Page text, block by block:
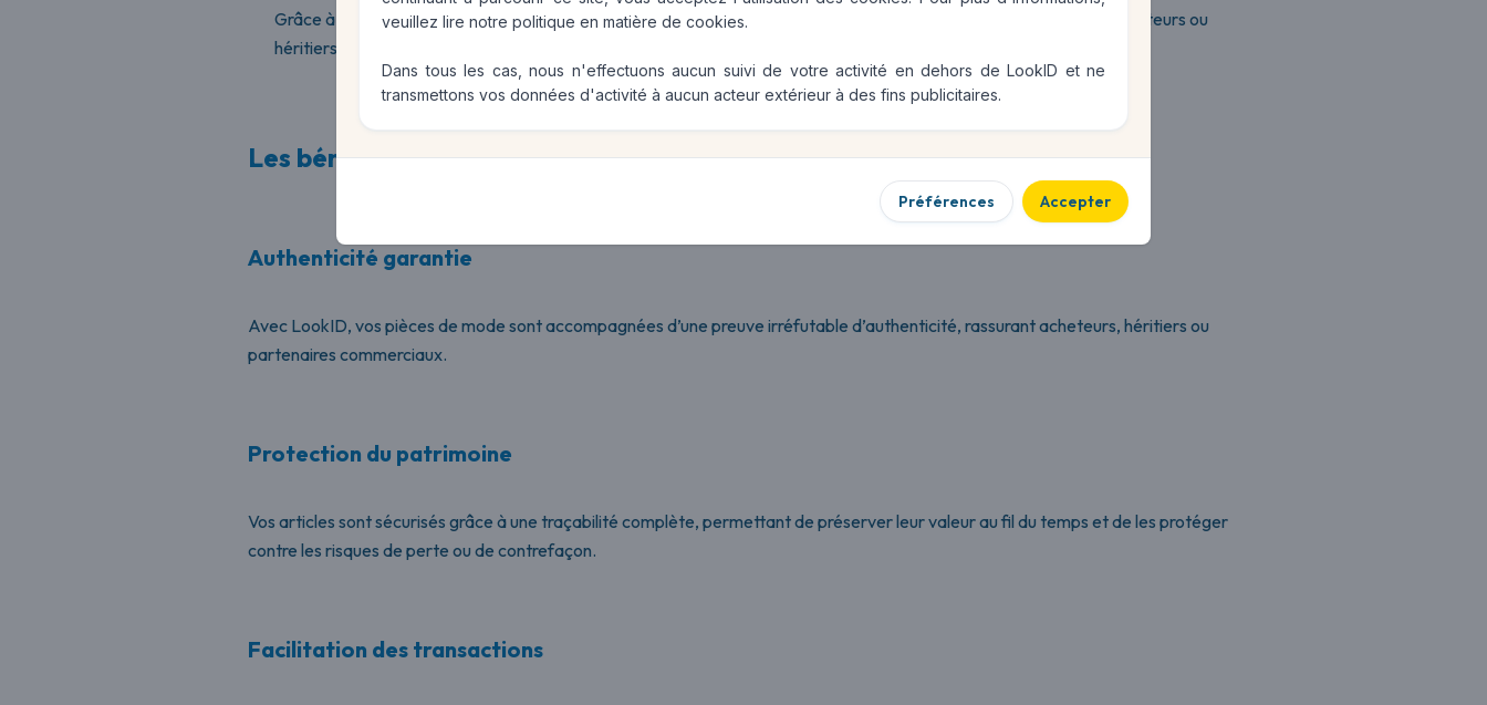
Grâce à une documentation claire et fiable, LookID facilite larevente
de vos articles. Les acheteurs ou
héritiers peuvent avoir confiance en la qualité et en l’authenticité de vos biens.
Les bénéfices concrets pour vos objets de mode
Authenticité garantie
Avec LookID, vos pièces de mode sont accompagnées d’une preuve irréfutable d’authenticité, rassurant acheteurs, héritiers ou
partenaires commerciaux.
Protection du patrimoine
Vos articles sont sécurisés grâce à une traçabilité complète, permettant de préserver leur valeur au fil du temps et de les protéger
contre les risques de perte ou de contrefaçon.
Facilitation des transactions
veuillez lire notre politique en matière de cookies.
Dans tous les cas, nous n'effectuons aucun suivi de votre activité en dehors de LookID et ne
transmettons vos données d'activité à aucun acteur extérieur à des fins publicitaires.
Préférences Accepter